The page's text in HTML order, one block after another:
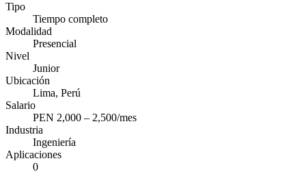
Tipo
Tiempo completo
Modalidad
Presencial
Nivel
Junior
Ubicación
Lima, Perú
Salario
PEN 2,000 – 2,500/mes
Industria
Ingeniería
Aplicaciones
0